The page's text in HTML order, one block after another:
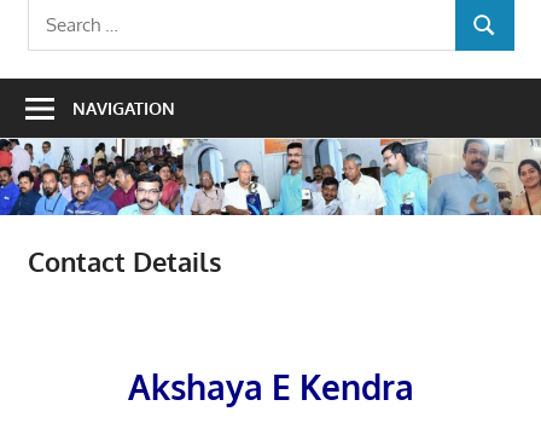
Search
for:
SEARCH
NAVIGATION
Contact Details
Akshaya E Kendra